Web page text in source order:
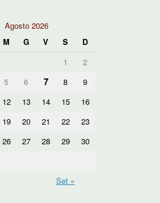
Agosto 2026
M G V S
D
1
2
5 6 7 8
9
12 13 14 15
16
19 20 21 22
23
26 27 28 29
30
Set »